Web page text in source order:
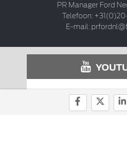
PR Manager Ford
Telefoon:
E-mail:
Ford op